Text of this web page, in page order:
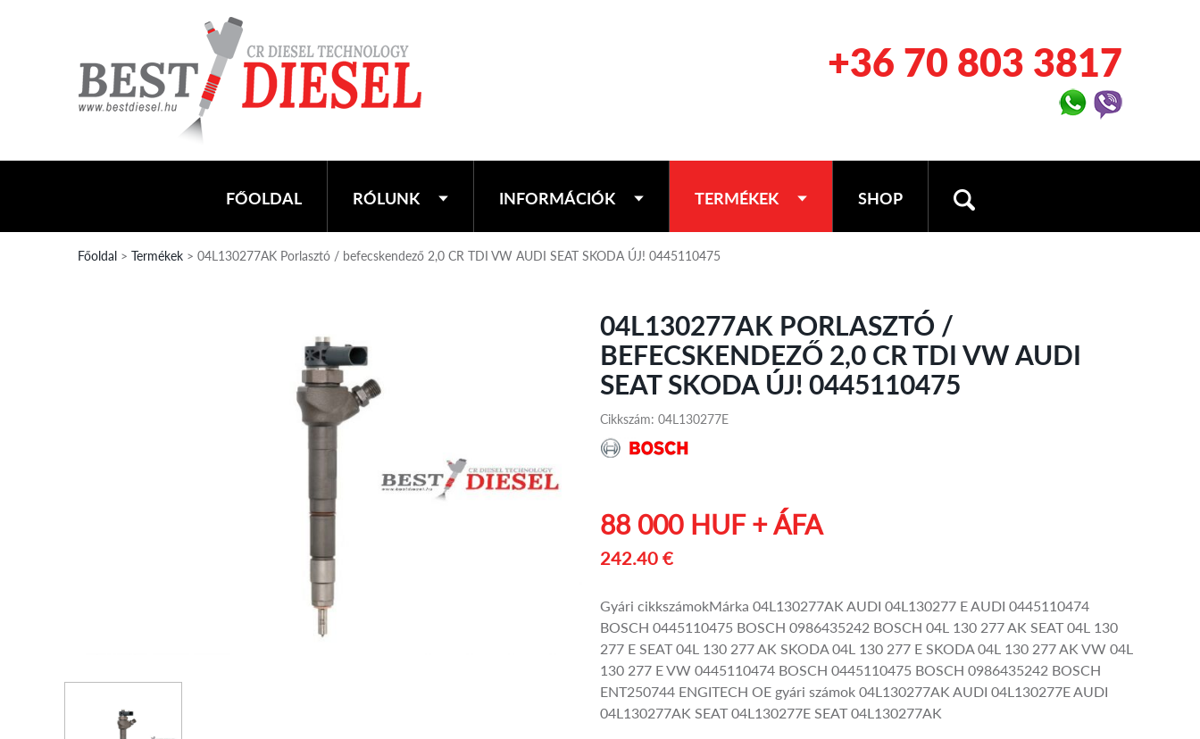
+36 70 803 3817
FŐOLDAL RÓLUNK INFORMÁCIÓK TERMÉKEK SHOP
Főoldal > Termékek > 04L130277AK Porlasztó / befecskendező 2,0 CR TDI VW AUDI SEAT SKODA ÚJ! 0445110475
04L130277AK PORLASZTÓ /
BEFECSKENDEZŐ 2,0 CR TDI VW AUDI
SEAT SKODA ÚJ! 0445110475
Cikkszám: 04L130277E
88 000 HUF + ÁFA
242.40 €
Gyári cikkszámokMárka 04L130277AK AUDI 04L130277 E AUDI 0445110474
BOSCH 0445110475 BOSCH 0986435242 BOSCH 04L 130 277 AK SEAT 04L 130
277 E SEAT 04L 130 277 AK SKODA 04L 130 277 E SKODA 04L 130 277 AK VW 04L
130 277 E VW 0445110474 BOSCH 0445110475 BOSCH 0986435242 BOSCH
ENT250744 ENGITECH OE gyári számok 04L130277AK AUDI 04L130277E AUDI
04L130277AK SEAT 04L130277E SEAT 04L130277AK